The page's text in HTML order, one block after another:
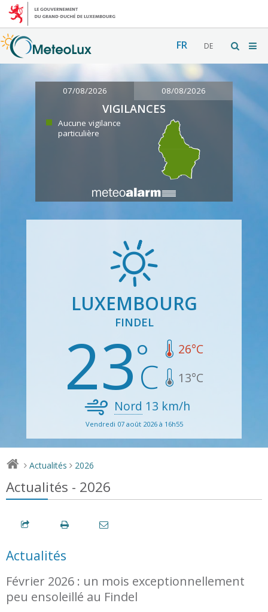
FR DE
07/08/2026 08/08/2026
VIGILANCES
Aucune vigilance
particulière
LUXEMBOURG
FINDEL
23 26°C
13°C
Nord 13 km/h
Vendredi 07 août 2026 à 16h55
> Actualités > 2026
Actualités - 2026
Actualités
Février 2026 : un mois exceptionnellement
peu ensoleillé au Findel